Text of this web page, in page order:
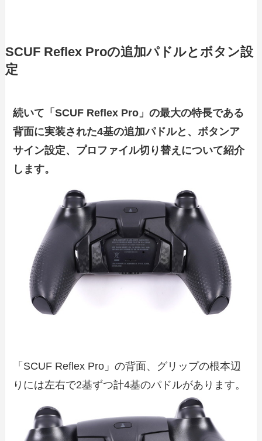
SCUF Reflex Proの追加パドルとボタン設
定
続いて「SCUF Reflex Pro」の最大の特長である
背面に実装された4基の追加パドルと、ボタンア
サイン設定、プロファイル切り替えについて紹介
します。
「SCUF Reflex Pro」の背面、グリップの根本辺
りには左右で2基ずつ計4基のパドルがあります。